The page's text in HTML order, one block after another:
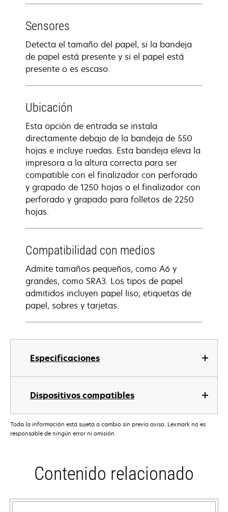
Especificaciones
Dispositivos compatibles
Sensores
Detecta el tamaño del papel, si la bandeja
de papel está presente y si el papel está
presente o es escaso.
Ubicación
Esta opción de entrada se instala
directamente debajo de la bandeja de 550
hojas e incluye ruedas. Esta bandeja eleva la
impresora a la altura correcta para ser
compatible con el finalizador con perforado
y grapado de 1250 hojas o el finalizador con
perforado y grapado para folletos de 2250
hojas.
Compatibilidad con medios
Admite tamaños pequeños, como A6 y
grandes, como SRA3. Los tipos de papel
admitidos incluyen papel liso, etiquetas de
papel, sobres y tarjetas.
Toda la información está sujeta a cambio sin previo aviso. Lexmark no es
responsable de ningún error ni omisión.
Contenido relacionado